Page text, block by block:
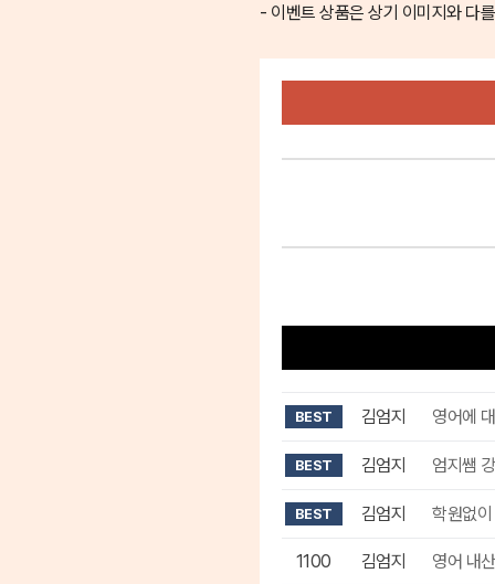
이벤트 상품은 상기 이미지와 다
BEST 김엄지 영어에
BEST 김엄지 엄지쌤
BEST 김엄지 학원없
1100 김엄지 영어 내